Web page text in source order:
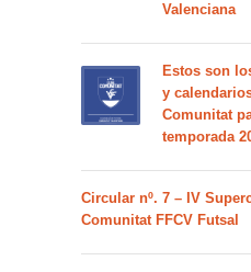
Valenciana
Estos son
y
Comunitat
temporada
Circular nº. 7 – IV
Comunitat FFCV Futsal